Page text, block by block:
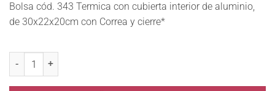
Bolsa cód. 343 Termica con cubierta interior de aluminio,
de 30x22x20cm con Correa y cierre*